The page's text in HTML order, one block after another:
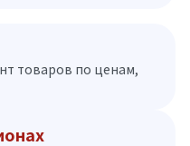
товаров по ценам,